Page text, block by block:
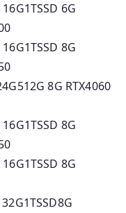
6G
8G
8G RTX4060
8G
8G